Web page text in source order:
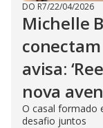
DO R7/22/04/2026
Michelle
avisa:
nova
O casal formado
desafio juntos